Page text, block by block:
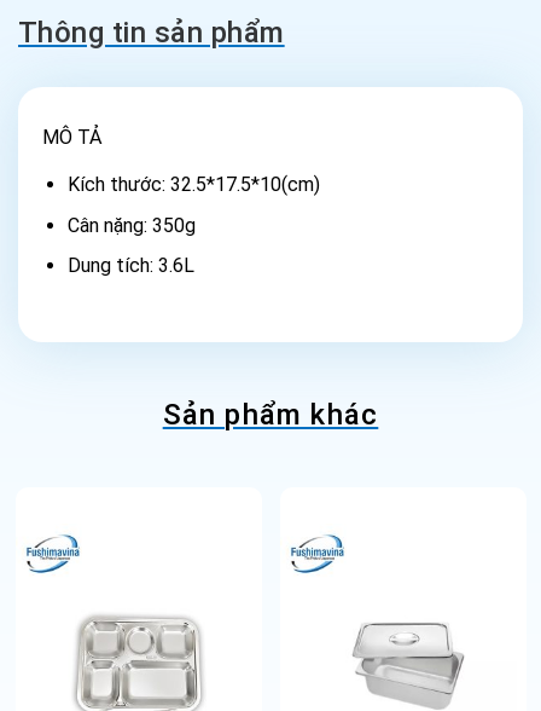
Thông tin sản phẩm
MÔ TẢ
Kích thước: 32.5*17.5*10(cm)
Cân nặng: 350g
Dung tích: 3.6L
Sản phẩm khác